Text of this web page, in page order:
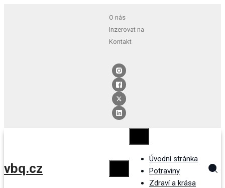
O nás
Inzerovat na
Kontakt
vbq.cz
Úvodní stránka
Potraviny
Zdraví a krása